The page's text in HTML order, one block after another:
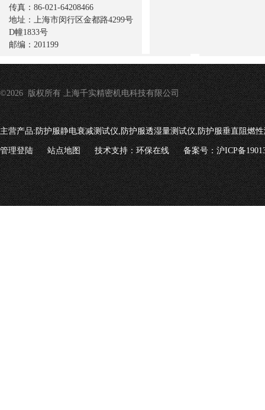
传真：86-021-64208466
地址：上海市闵行区金都路4299号
D幢1833号
邮编：201199
©2026 版权所有 上海千实精密机电科技有限公司
主营产品:防护服静电衰减测试仪,防护服透湿量测试仪,防护服垂直阻燃
管理登陆 站点地图 技术支持：环保在线 备案号：沪ICP备